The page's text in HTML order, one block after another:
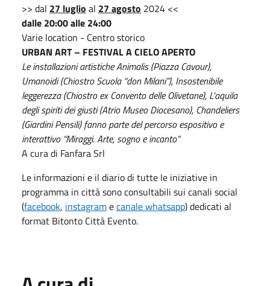
>> dal 27 luglio al 27 agosto 2024 <<
dalle 20:00 alle 24:00
Varie location - Centro storico
URBAN ART – FESTIVAL A CIELO APERTO
Le installazioni artistiche Animalis (Piazza Cavour),
Umanoidi (Chiostro Scuola “don Milani”), Insostenibile
leggerezza (Chiostro ex Convento delle Olivetane), L’aquila
degli spiriti dei giusti (Atrio Museo Diocesano), Chandeliers
(Giardini Pensili) fanno parte del percorso espositivo e
interattivo “Miraggi. Arte, sogno e incanto”
A cura di Fanfara Srl
Le informazioni e il diario di tutte le iniziative in
programma in città sono consultabili sui canali social
(facebook, instagramecanale whatsapp) dedicati al
format Bitonto Città Evento.